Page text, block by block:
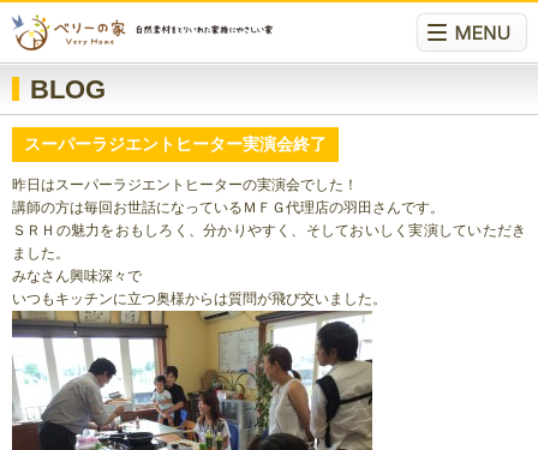
BLOG
スーパーラジエントヒーター実演会終了
昨日はスーパーラジエントヒーターの実演会でした！
講師の方は毎回お世話になっているＭＦＧ代理店の羽田さんです。
ＳＲＨの魅力をおもしろく、分かりやすく、そしておいしく実演していただき
ました。
みなさん興味深々で
いつもキッチンに立つ奥様からは質問が飛び交いました。